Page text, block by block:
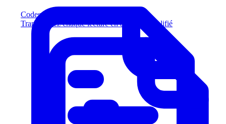
Codes QR
Transformez chaque lecture en acheteur qualifié